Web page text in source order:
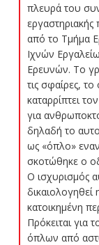
πλευρά του
από το Τμήμα
Ιχνών
Ερευνών. Το
τις σφαίρες,
καταρρίπτει
για
δηλαδή το
ως «όπλο»
σκοτώθηκε ο
Ο ισχυρισμός
κατοικημένη
Πρόκειται
όπλων από